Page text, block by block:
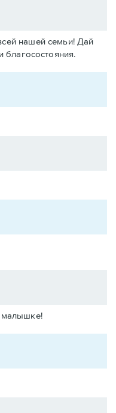
нашей семьи! Дай
благосостояния.
малышке!